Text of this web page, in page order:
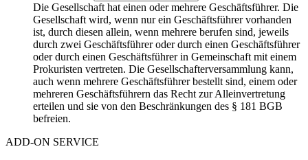
Die Gesellschaft hat einen oder mehrere Geschäftsführer. Die
Gesellschaft wird, wenn nur ein Geschäftsführer vorhanden
ist, durch diesen allein, wenn mehrere berufen sind, jeweils
durch zwei Geschäftsführer oder durch einen Geschäftsführer
oder durch einen Geschäftsführer in Gemeinschaft mit einem
Prokuristen vertreten. Die Gesellschafterversammlung kann,
auch wenn mehrere Geschäftsführer bestellt sind, einem oder
mehreren Geschäftsführern das Recht zur Alleinvertretung
erteilen und sie von den Beschränkungen des § 181 BGB
befreien.
ADD-ON SERVICE